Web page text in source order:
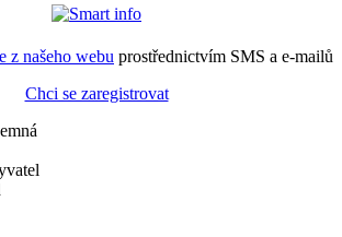
z našeho webu prostřednictvím SMS a e-mailů
Chci se zaregistrovat